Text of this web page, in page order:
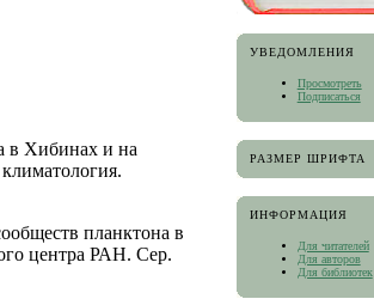
УВЕДОМЛЕНИЯ
Просмотреть
Подписаться
РАЗМЕР ШРИФТА
ИНФОРМАЦИЯ
Для читателей
Для авторов
Для библиотек
в Хибинах и на
планктона в
центра РАН. Сер.